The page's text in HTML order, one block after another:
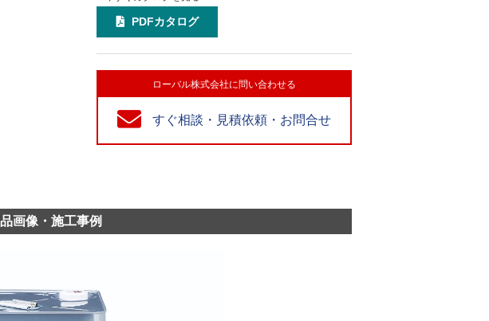
PDFカタログ
ローバル株式会社に問い合わせる
すぐ相談・見積依頼・お問合せ
画像・施工事例